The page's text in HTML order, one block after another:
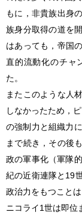
もに，非貴族出身
族身分取得の道を
はあっても，帝国
直的流動化のチャ
た。
またこのような人
しなかったため，
の強制力と組織力
まで続き，その後
政の軍事化（軍隊
紀の近衛連隊と19
政治力をもつこと
ニコライ1世は即位